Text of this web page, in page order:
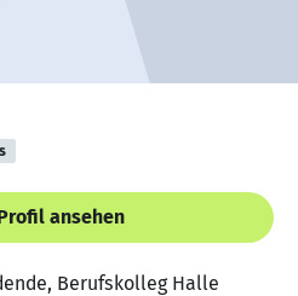
ansehen
Berufskolleg Halle